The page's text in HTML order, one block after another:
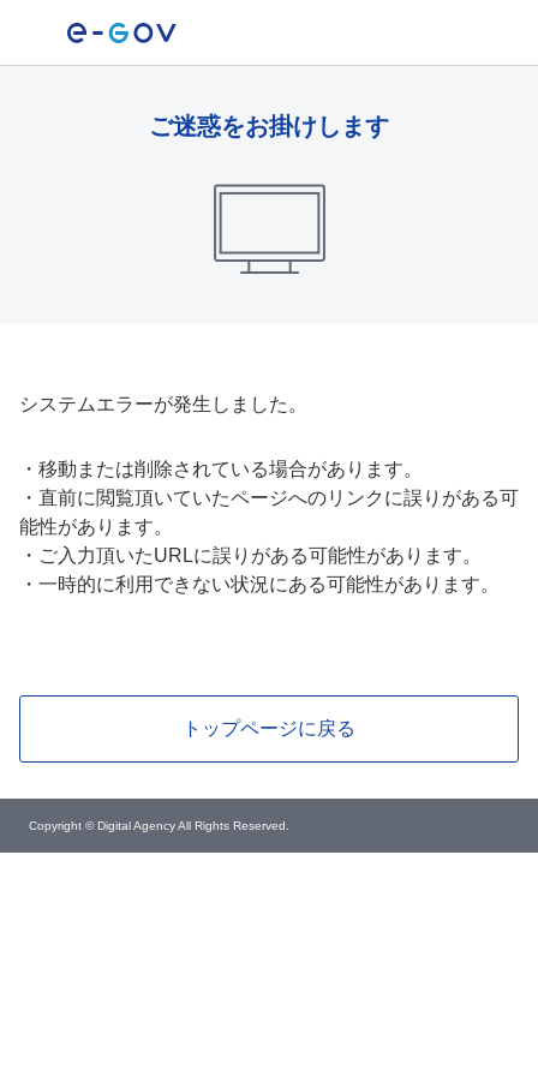
ご迷惑をお掛けします
システムエラーが発生しました。
・ 移動または削除されている場合があります。
・ 直前に閲覧頂いていたページへのリンクに誤りがある可
能性があります。
・ ご入力頂いたURLに誤りがある可能性があります。
・ 一時的に利用できない状況にある可能性があります。
トップページに戻る
Copyright © Digital Agency All Rights Reserved.